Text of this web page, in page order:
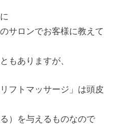
サロンでお客様に教えて
もありますが、
フトマッサージ」は頭皮
）を与えるものなので